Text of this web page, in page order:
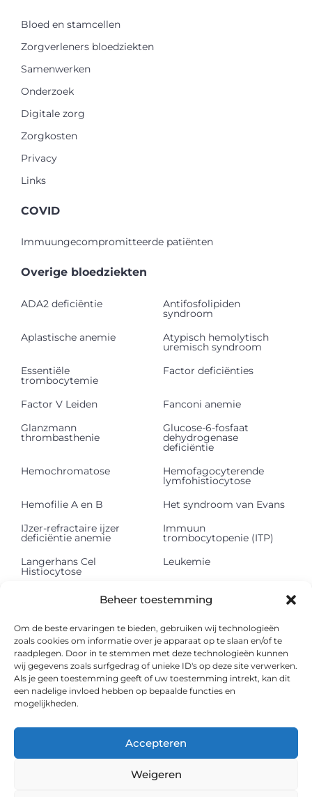
Beheer toestemming
Om de beste ervaringen te bieden, gebruiken wij technologieën
zoals cookies om informatie over je apparaat op te slaan en/of te
raadplegen. Door in te stemmen met deze technologieën kunnen
wij gegevens zoals surfgedrag of unieke ID's op deze site verwerken.
Als je geen toestemming geeft of uw toestemming intrekt, kan dit
een nadelige invloed hebben op bepaalde functies en
mogelijkheden.
Accepteren
Weigeren
Bloed en stamcellen
Zorgverleners bloedziekten
Samenwerken
Onderzoek
Digitale zorg
Zorgkosten
Privacy
Links
COVID
Immuungecompromitteerde patiënten
Overige bloedziekten
ADA2 deficiëntie Antifosfolipiden
syndroom
Aplastische anemie
Atypisch hemolytisch
uremisch syndroom
Essentiële
trombocytemie
Factor deficiënties
Factor V Leiden
Fanconi anemie
Glanzmann
thrombasthenie
Glucose-6-fosfaat
dehydrogenase
deficiëntie
Hemochromatose
Hemofagocyterende
lymfohistiocytose
Hemofilie A en B
Het syndroom van Evans
IJzer-refractaire ijzer
deficiëntie anemie
Immuun
trombocytopenie (ITP)
Langerhans Cel
Histiocytose
Leukemie
depositieziekte (LCDD)
Lymfeklierkanker
Mastocytose
Methemoglobinemie
Multipel myeloom
Myelodysplastisch
syndroom
Myelofibrose
Onbegrepen
pancytopenie
hemoglobinurie
syndroom